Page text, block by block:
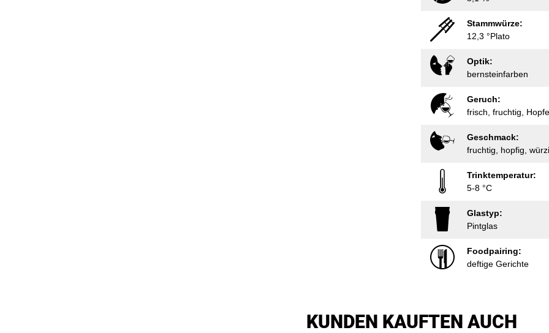
Stammwürze:
12,3 °Plato
Optik:
bernsteinfarben
Geruch:
frisch, fruchtig,
Geschmack:
fruchtig, hopfig,
Trinktemperatur:
5-8 °C
Glastyp:
Pintglas
Foodpairing:
deftige Gerichte
KUNDEN KAUFTEN AUCH